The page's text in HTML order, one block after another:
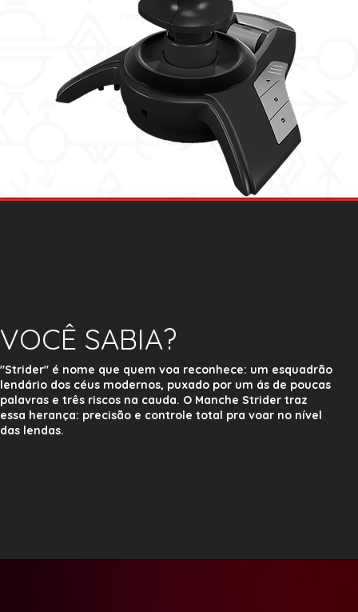
VOCÊ SABIA?
"Strider" é nome que quem voa reconhece: um esquadrão
lendário dos céus modernos, puxado por um ás de poucas
palavras e três riscos na cauda. O Manche Strider traz
essa herança: precisão e controle total pra voar no nível
das lendas.